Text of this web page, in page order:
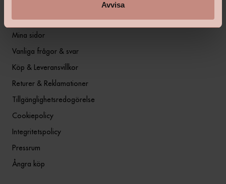
Avvisa
Mina sidor
Vanliga frågor & svar
Köp & Leveransvillkor
Returer & Reklamationer
Tillgänglighetsredogörelse
Cookiepolicy
Integritetspolicy
Pressrum
Ångra köp